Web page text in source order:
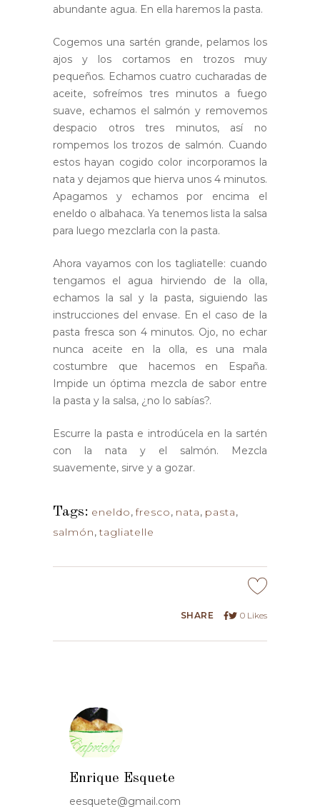
abundante agua. En ella haremos la pasta.
Cogemos una sartén grande, pelamos los
ajos y los cortamos en trozos muy
pequeños. Echamos cuatro cucharadas de
aceite, sofreímos tres minutos a fuego
suave, echamos el salmón y removemos
despacio otros tres minutos, así no
rompemos los trozos de salmón. Cuando
estos hayan cogido color incorporamos la
nata y dejamos que hierva unos 4 minutos.
Apagamos y echamos por encima el
eneldo o albahaca. Ya tenemos lista la salsa
para luego mezclarla con la pasta.
Ahora vayamos con los tagliatelle: cuando
tengamos el agua hirviendo de la olla,
echamos la sal y la pasta, siguiendo las
instrucciones del envase. En el caso de la
pasta fresca son 4 minutos. Ojo, no echar
nunca aceite en la olla, es una mala
costumbre que hacemos en España.
Impide un óptima mezcla de sabor entre
la pasta y la salsa, ¿no lo sabías?.
Escurre la pasta e introdúcela en la sartén
con la nata y el salmón. Mezcla
suavemente, sirve y a gozar.
Tags: eneldo,fresco, nata, pasta,
salmón,tagliatelle
SHARE 0 Likes
Enrique Esquete
eesquete@gmail.com